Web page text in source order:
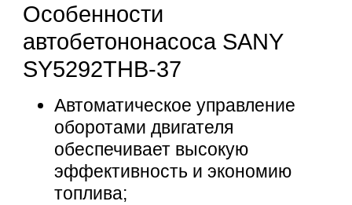
Особенности
автобетононасоса SANY
SY5292THB-37
Автоматическое управление
оборотами двигателя
обеспечивает высокую
эффективность и экономию
топлива;